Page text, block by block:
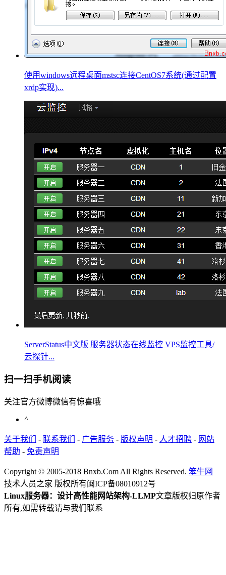
使用windows远程桌面mstsc连接CentOS7系统(通过配置
xrdp实现)...
ServerStatus中文版 服务器状态在线监控 VPS监控工具/
云探针...
扫一扫手机阅读
关注官方微博微信有惊喜哦
^
关于我们 - 联系我们 - 广告服务 - 版权声明 - 人才招聘 - 网站
帮助 - 免责声明
Copyright © 2005-2018 Bnxb.Com All Rights Reserved. 笨牛网
技术人员之家 版权所有闽ICP备08010912号
Linux服务器：设计高性能网站架构-LLMP文章版权归原作者
所有,如需转载请与我们联系